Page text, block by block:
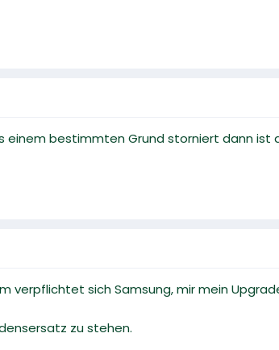
einem bestimmten Grund storniert dann ist
verpflichtet sich Samsung, mir mein
zu stehen.